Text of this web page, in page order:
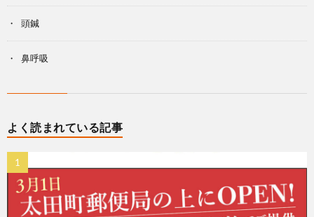
頭鍼
鼻呼吸
よく読まれている記事